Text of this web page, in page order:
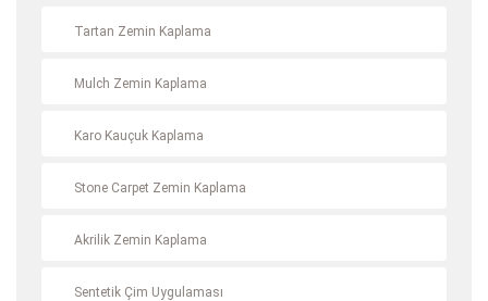
Tartan Zemin Kaplama
Mulch Zemin Kaplama
Karo Kauçuk Kaplama
Stone Carpet Zemin Kaplama
Akrilik Zemin Kaplama
Sentetik Çim Uygulaması